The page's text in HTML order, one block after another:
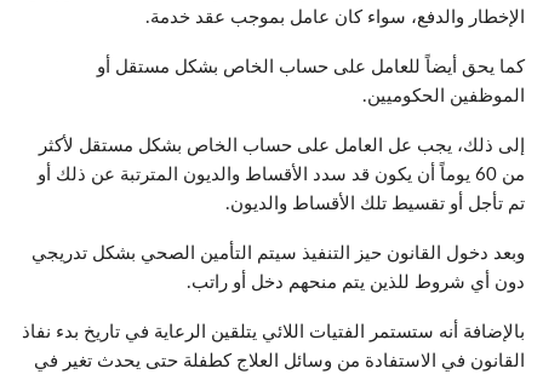
الإخطار والدفع، سواء كان عامل بموجب عقد خدمة.
كما يحق أيضاً للعامل على حساب الخاص بشكل مستقل أو
الموظفين الحكوميين.
إلى ذلك، يجب عل العامل على حساب الخاص بشكل مستقل لأكثر
من 60 يوماً أن يكون قد سدد الأقساط والديون المترتبة عن ذلك أو
تم تأجل أو تقسيط تلك الأقساط والديون.
وبعد دخول القانون حيز التنفيذ سيتم التأمين الصحي بشكل تدريجي
دون أي شروط للذين يتم منحهم دخل أو راتب.
بالإضافة أنه ستستمر الفتيات اللائي يتلقين الرعاية في تاريخ بدء نفاذ
القانون في الاستفادة من وسائل العلاج كطفلة حتى يحدث تغير في